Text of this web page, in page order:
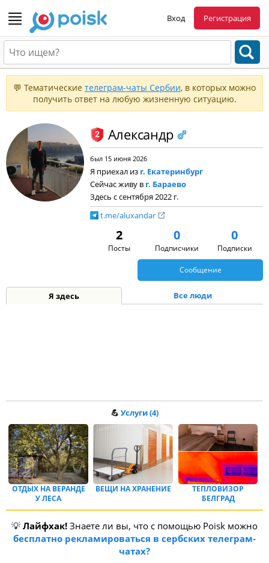
Вход Регистрация
💬 Тематические телеграм-чаты Сербии, в которых можно
получить ответ на любую жизненную ситуацию.
Александр
был 15 июня 2026
Я приехал из г. Екатеринбург
Сейчас живу в г. Бараево
Здесь с сентября 2022 г.
t.me/aluxandar
2
Посты
0
Подписчики
0
Подписки
Сообщение
Я здесь Все люди
💪 Услуги (4)
ОТДЫХ НА ВЕРАНДЕ
У ЛЕСА
ВЕЩИ НА ХРАНЕНИЕ
ТЕПЛОВИЗОР
БЕЛГРАД
💡 Лайфхак! Знаете ли вы, что с помощью Poisk можно
бесплатно рекламироваться в сербских телеграм-
чатах?